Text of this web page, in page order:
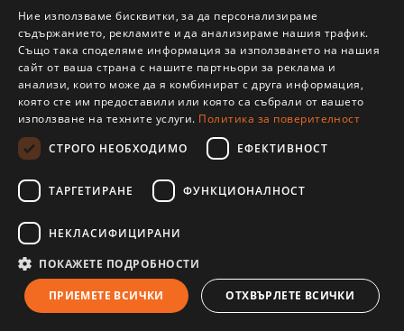
Този сайт използва "бисквитки" с цел
подобряване на практическата ви
работа като посетител. С ползването
Разбрах!
and to analyse our traffic. We also share
information about your use of our site
with our social media, advertising and
analytics partners who may combine it
with other information that you’ve
provided to them or that they’ve collected
from your use of their services. You
consent to our cookies if you continue to
use our website.
I ACCEPT
VIEW ALL
Manufacturers
Ние използваме бисквитки, за да персонализираме
съдържанието, рекламите и да анализираме нашия трафик.
Също така споделяме информация за използването на нашия
сайт от ваша страна с нашите партньори за реклама и
анализи, които може да я комбинират с друга информация,
която сте им предоставили или която са събрали от вашето
използване на техните услуги. Политика за поверителност
СТРОГО НЕОБХОДИМО
ЕФЕКТИВНОСТ
ТАРГЕТИРАНЕ ФУНКЦИОНАЛНОСТ
НЕКЛАСИФИЦИРАНИ
ПОКАЖЕТЕ ПОДРОБНОСТИ
ПРИЕМЕТЕ ВСИЧКИ ОТХВЪРЛЕТЕ ВСИЧКИ